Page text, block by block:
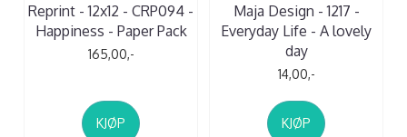
Reprint - 12x12 - CRP094 -
Happiness - Paper Pack
165,00,-
KJØP
Maja Design - 1217 -
Everyday Life - A lovely
day
14,00,-
KJØP